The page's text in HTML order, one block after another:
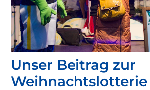
Meißener Stadtwerke
Unser Beitrag zur
Weihnachtslotterie